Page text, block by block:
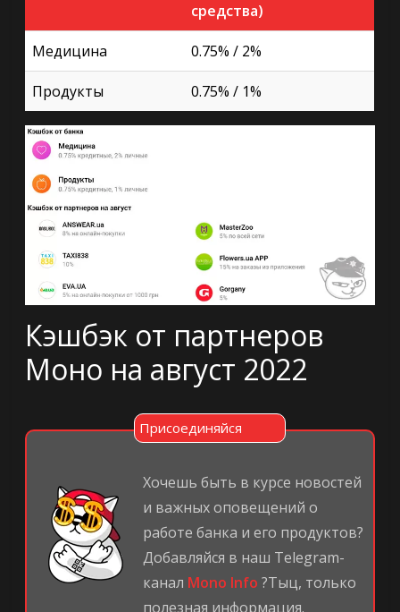
средства)
Медицина 0.75% / 2%
Продукты 0.75% / 1%
Кэшбэк от партнеров
Моно на август 2022
Присоединяйся
Хочешь быть в курсе новостей
и важных оповещений о
работе банка и его продуктов?
Добавляйся в наш Telegram-
канал Mono Info ?Тыц, только
полезная информация.